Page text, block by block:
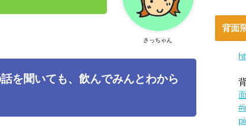
さっちゃん
を聞いても、飲んでみんとわから
背面